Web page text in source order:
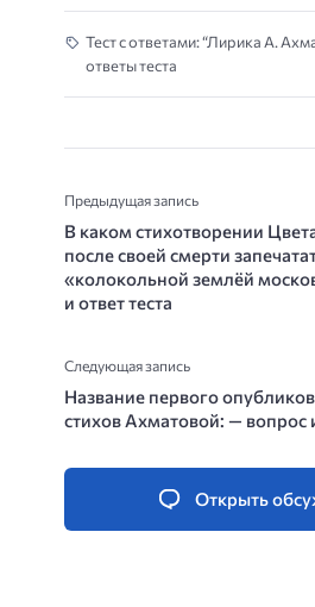
Тест с ответами: “Лирика А.
ответы теста
Предыдущая запись
В каком стихотворении
после своей смерти
«колокольной землёй
и ответ теста
Следующая запись
Название первого
стихов Ахматовой: — вопрос
Открыть